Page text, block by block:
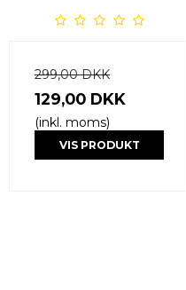
299,00 DKK
129,00 DKK
(inkl. moms)
VIS PRODUKT